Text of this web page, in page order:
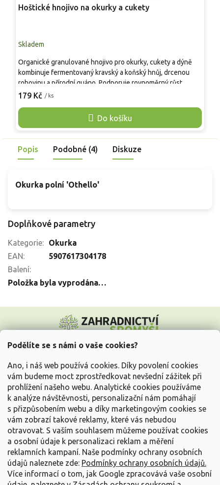
Podělíte se s námi o vaše cookies?
Ano, i náš web používá cookies. Díky povolení cookies
vám budeme moct zprostředkovat nevšední zážitek při
prohlížení našeho webu. Analytické cookies používáme
k analýze návštěvnosti, personalizační nám pomáhají
s přizpůsobením webu a díky marketingovým cookies se
vám zobrazí takové reklamy, které vás nebudou
otravovat. S vaším souhlasem můžeme používat cookies
a osobní údaje k personalizaci reklam a měření
reklamních kampaní. Naše podmínky ochrany osobních
údajů naleznete zde: Podmínky ochrany osobních údajů.
Více informací o tom, jak Google zpracovává vaše osobní
Hoštické hnojivo na okurky a cukety
Skladem
179 Kč / ks
Do košíku
Organické granulované hnojivo pro okurky, cukety a dýně
kombinuje fermentovaný kravský a koňský hnůj, drcenou
rohovinu a přírodní guáno. Podporuje rovnoměrný růst,
zvyšuje biologickou aktivitu a strukturu půdy a zajišťuje
Popis Podobné (4) Diskuze
Okurka polní 'Othello'
Doplňkové parametry
Kategorie:
Okurka
EAN:
5907617304178
Balení:
Položka byla vyprodána…
p
Vše o nákupu
Informace pro Vás
Kontakujte nás